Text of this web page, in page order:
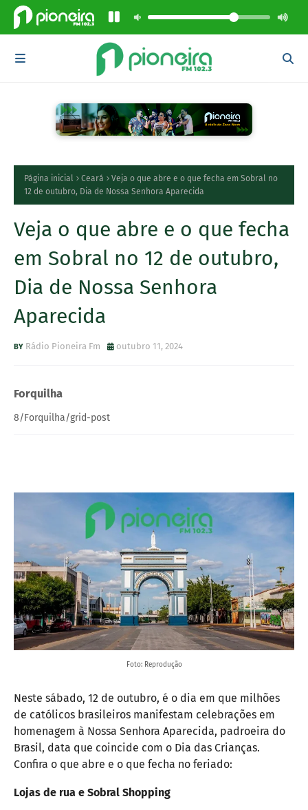
Página inicial Ceará
Veja o que abre e o que fecha em Sobral no
12 de outubro, Dia de Nossa Senhora Aparecida
Veja o que abre e o que fecha
em Sobral no 12 de outubro,
Dia de Nossa Senhora
Aparecida
Rádio Pioneira Fm outubro 11, 2024
Forquilha
8/Forquilha/grid-post
Foto: Reprodução
Neste sábado, 12 de outubro, é o dia em que milhões
de católicos brasileiros manifestam celebrações em
homenagem à Nossa Senhora Aparecida, padroeira do
Brasil, data que coincide com o Dia das Crianças.
Confira o que abre e o que fecha no feriado:
Lojas de rua e Sobral Shopping